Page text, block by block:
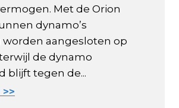
Met de Orion
dynamo’s
aangesloten op
de dynamo
blijft tegen de...